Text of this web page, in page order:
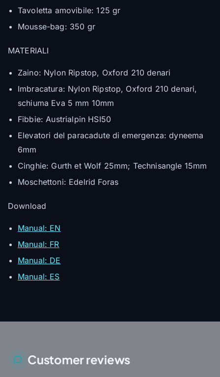
Tavoletta amovibile: 125 gr
Mousse-bag: 350 gr
MATERIALI
Zaino: Nylon Ripstop, Oxford 210 denari
Imbracatura: Nylon Ripstop, Oxford 210 denari,
schiuma Eva 5 mm 10mm
Fibbie: Austrialpin HSI50
Elevatori del paracadute di emergenza: dyneema
6mm
Cinghie: Gurth et Wolf 25mm; Technisangle 15mm
Moschettoni: Edelrid Foras
Download
Manual: EN
Manual: FR
Manual: DE
Manual: ES
Customer reviews